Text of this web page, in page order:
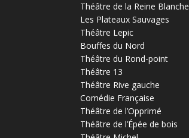
Théâtre de la Reine Blanche
Les Plateaux Sauvages
Théâtre Lepic
Bouffes du Nord
Théâtre du Rond-point
Théâtre 13
Théâtre Rive gauche
Comédie Française
Théâtre de l’Opprimé
Théâtre de l’Épée de bois